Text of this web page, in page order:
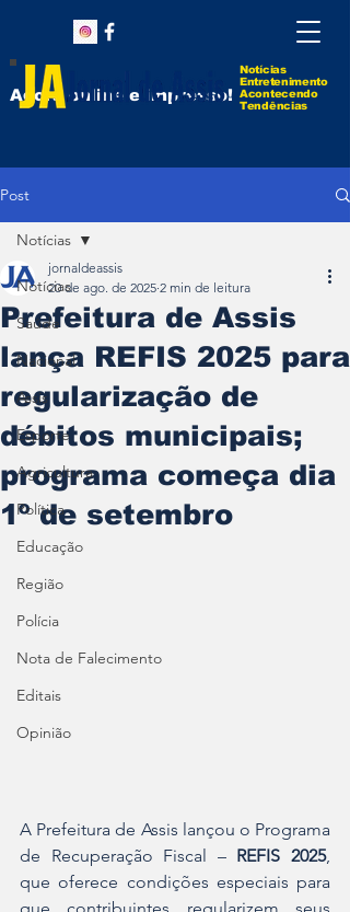
Notícias
Entretenimento
Acontecendo
Tendências
Agora online e impresso!
Post
Notícias
Saúde
Nacional
Assis
Esporte
Agricultura
Política
Educação
Região
Polícia
Nota de Falecimento
Editais
Opinião
Notícias
Prefeitura de Assis
lança REFIS 2025 para
regularização de
débitos municipais;
programa começa dia
1º de setembro
jornaldeassis
20 de ago. de 2025 2 min de leitura
A Prefeitura de Assis lançou o Programa
de Recuperação Fiscal – REFIS 2025,
que oferece condições especiais para
que contribuintes regularizem seus